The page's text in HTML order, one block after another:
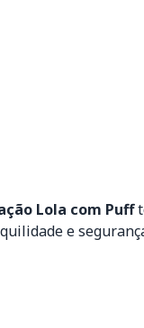
Lola com Puff
e